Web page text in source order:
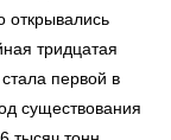
открывались
тридцатая
первой в
существования